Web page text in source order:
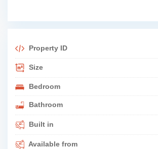
Property ID
Size
Bedroom
Bathroom
Built in
Available from